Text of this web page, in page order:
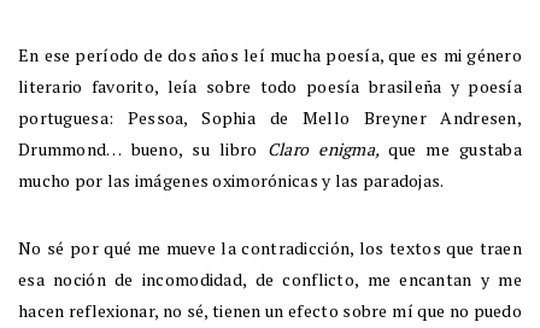
En ese período de dos años leí mucha poesía, que es mi género
literario favorito, leía sobre todo poesía brasileña y poesía
portuguesa: Pessoa, Sophia de Mello Breyner Andresen,
Drummond… bueno, su libro Claro enigma,que me gustaba
mucho por las imágenes oximorónicas y las paradojas.
No sé por qué me mueve la contradicción, los textos que traen
esa noción de incomodidad, de conflicto, me encantan y me
hacen reflexionar, no sé, tienen un efecto sobre mí que no puedo